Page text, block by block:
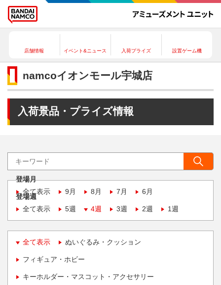
店舗情報 イベント&ニュース 入荷プライズ 設置ゲーム機
namcoイオンモール宇城店
入荷景品・プライズ情報
登場月
全て表示
9月 8月 7月 6月
登場週
全て表示
5週 4週 3週 2週 1週
全て表示 ぬいぐるみ・クッション
フィギュア・ホビー
キーホルダー・マスコット・アクセサリー